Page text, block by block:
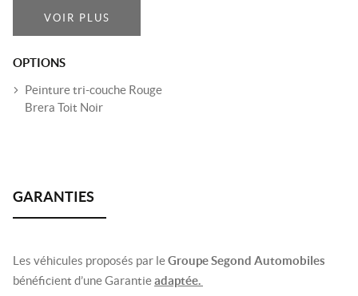
VOIR PLUS
OPTIONS
Peinture tri-couche Rouge
Brera Toit Noir
Les véhicules proposés par leGroupe Segond Automobiles
bénéficient d’une Garantieadaptée.